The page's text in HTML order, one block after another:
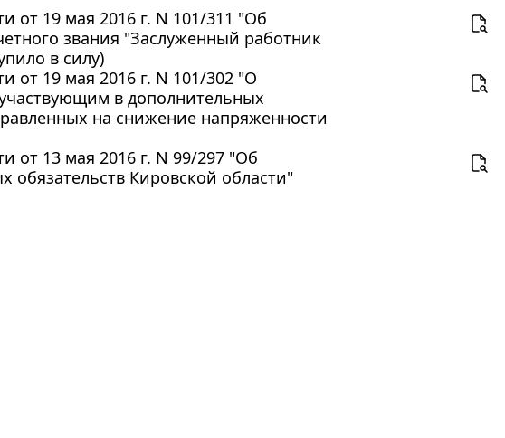
от 19 мая 2016 г. N 101/311 "Об
звания "Заслуженный работник
в силу)
от 19 мая 2016 г. N 101/302 "О
в дополнительных
на снижение напряженности
от 13 мая 2016 г. N 99/297 "Об
обязательств Кировской области"